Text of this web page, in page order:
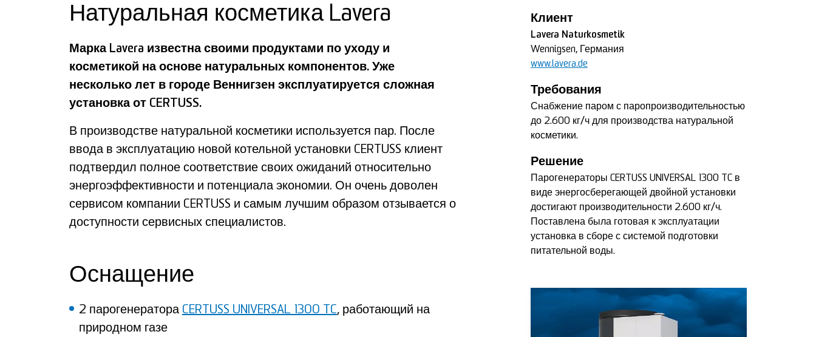
Натуральная косметика Lavera
Марка Lavera известна своими продуктами по уходу и
косметикой на основе натуральных компонентов. Уже
несколько лет в городе Веннигзен эксплуатируется сложная
установка от CERTUSS.
В производстве натуральной косметики используется пар. После
ввода в эксплуатацию новой котельной установки CERTUSS клиент
подтвердил полное соответствие своих ожиданий относительно
энергоэффективности и потенциала экономии. Он очень доволен
сервисом компании CERTUSS и самым лучшим образом отзывается о
доступности сервисных специалистов.
Оснащение
2 парогенератора CERTUSS UNIVERSAL 1300 TC, работающий на
природном газе
Клиент
Lavera Naturkosmetik
Wennigsen, Германия
www.lavera.de
Требования
Снабжение паром с паропроизводительностью
до 2.600 кг/ч для производства натуральной
косметики.
Решение
Парогенераторы CERTUSS UNIVERSAL 1300 TC в
виде энергосберегающей двойной установки
достигают производительности 2.600 кг/ч.
Поставлена была готовая к эксплуатации
установка в сборе с системой подготовки
питательной воды.